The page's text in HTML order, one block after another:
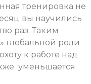
тренировка не
вы научились
раз. Таким
глобальной роли
к работе над
уменьшается